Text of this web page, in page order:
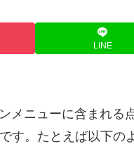
LINE
ニューに含まれる
す。たとえば以下の